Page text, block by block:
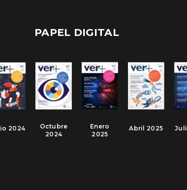
PAPEL DIGITAL
Abril 2025
Enero
2025
Octubre
2024
2024